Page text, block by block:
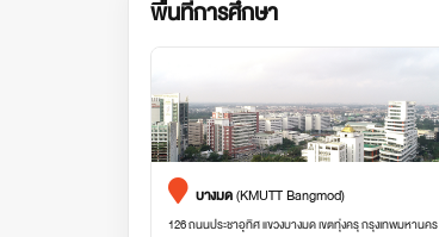
พื้นที่การศึกษา
บางมด(KMUTT Bangmod)
126 ถนนประชาอุทิศ แขวงบางมด เขตทุ่งครุ กรุงเทพมหานคร